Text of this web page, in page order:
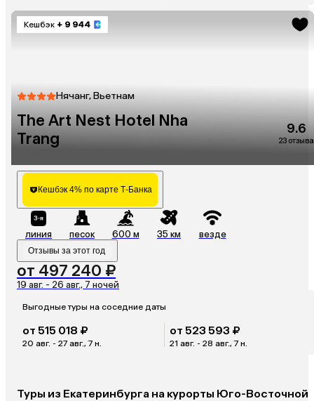
Кешбэк + 9 944
Нячанг, Вьетнам
The Art Nest Hotel Nha
Trang
9.6
23 отзыва
Кешбэк 4% по карте Т-Банка
линия песок 600 м 35 км везде
Отзывы за этот год
от 497 240 ₽
19 авг. - 26 авг., 7 ночей
Выгодные туры на соседние даты
от 515 018 ₽
20 авг. - 27 авг., 7 н.
от 523 593 ₽
21 авг. - 28 авг., 7 н.
Туры из Екатеринбурга на курорты Юго-Восточной